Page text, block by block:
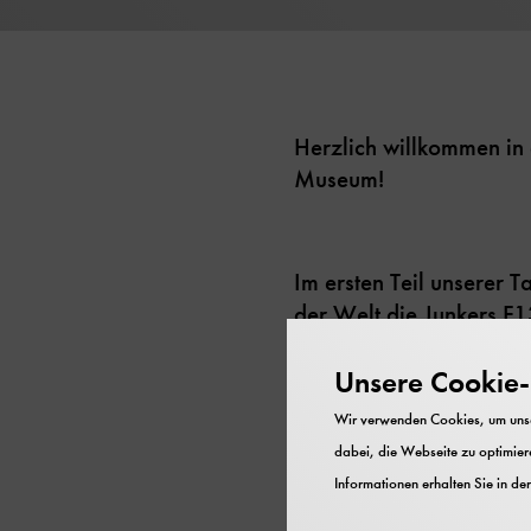
Herzlich willkommen in
Museum!
Im ersten Teil unserer
der Welt die Junkers
Danach haben Sie
einem Rundgang um
Unsere
Wir verwenden Cookies, um
dabei, die Webseite zu
Informationen erhalten Sie in der